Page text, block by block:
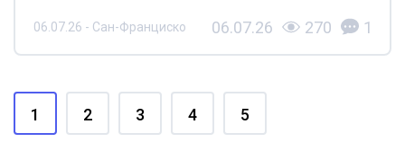
06.07.26 - Сан-Франциско 06.07.26 270 1
1 2 3 4 5